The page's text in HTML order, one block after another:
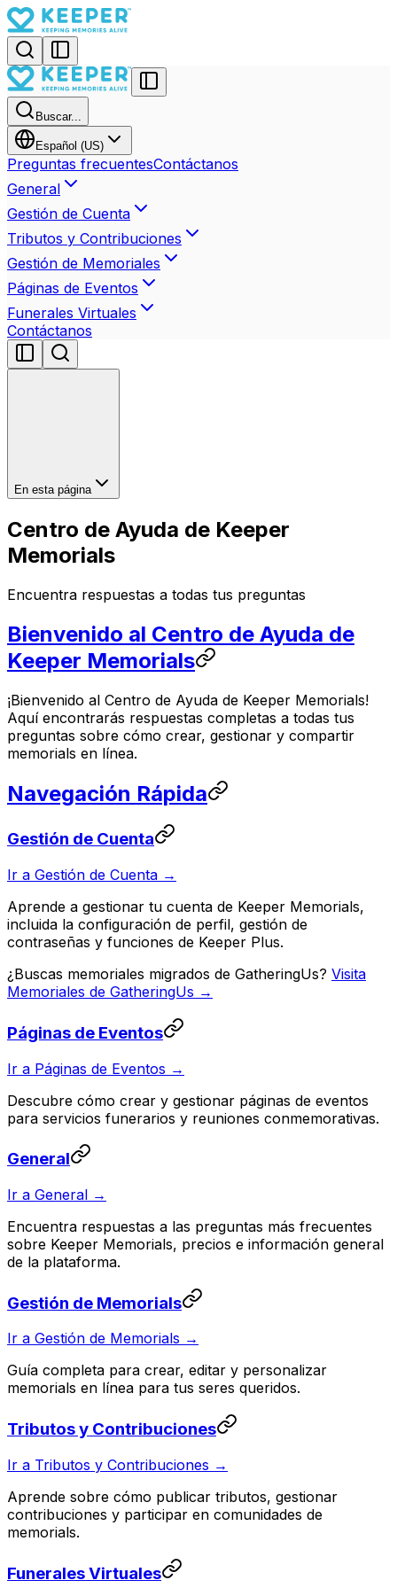
Buscar...
Español (US)
Preguntas frecuentesContáctanos
General
Gestión de Cuenta
Tributos y Contribuciones
Gestión de Memoriales
Páginas de Eventos
Funerales Virtuales
Contáctanos
En esta página
Centro de Ayuda de Keeper
Memorials
Encuentra respuestas a todas tus preguntas
Bienvenido al Centro de Ayuda de
Keeper Memorials
¡Bienvenido al Centro de Ayuda de Keeper Memorials!
Aquí encontrarás respuestas completas a todas tus
preguntas sobre cómo crear, gestionar y compartir
memorials en línea.
Navegación Rápida
Gestión de Cuenta
Ir a Gestión de Cuenta →
Aprende a gestionar tu cuenta de Keeper Memorials,
incluida la configuración de perfil, gestión de
contraseñas y funciones de Keeper Plus.
¿Buscas memoriales migrados de GatheringUs? Visita
Memoriales de GatheringUs →
Páginas de Eventos
Ir a Páginas de Eventos →
Descubre cómo crear y gestionar páginas de eventos
para servicios funerarios y reuniones conmemorativas.
General
Ir a General →
Encuentra respuestas a las preguntas más frecuentes
sobre Keeper Memorials, precios e información general
de la plataforma.
Gestión de Memorials
Ir a Gestión de Memorials →
Guía completa para crear, editar y personalizar
memorials en línea para tus seres queridos.
Tributos y Contribuciones
Ir a Tributos y Contribuciones →
Aprende sobre cómo publicar tributos, gestionar
contribuciones y participar en comunidades de
memorials.
Funerales Virtuales